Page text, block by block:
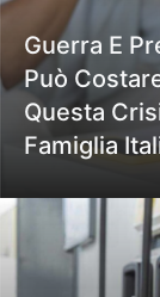
Guerra E
Può
Questa
Famiglia